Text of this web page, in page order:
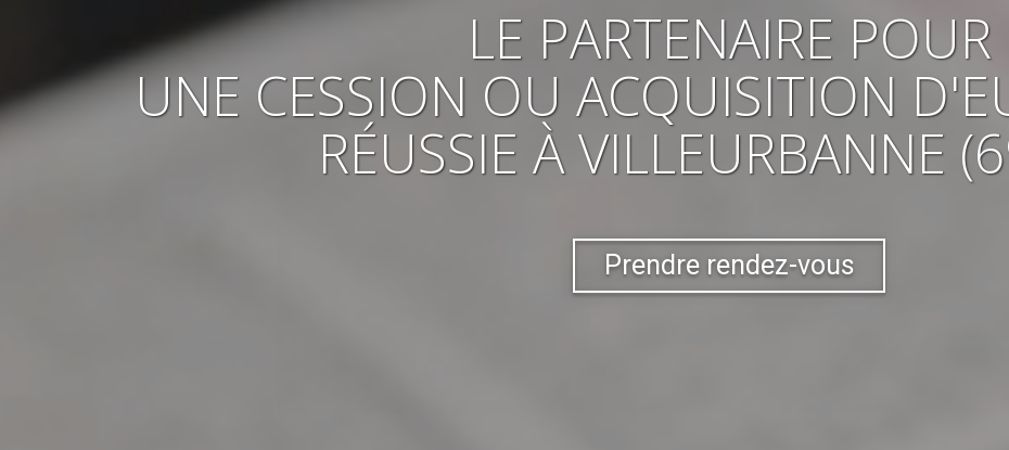
LE PARTENAIRE POUR
UNE CESSION OU ACQUISITION
RÉUSSIE À VILLEURBANNE
Prendre rendez-vous